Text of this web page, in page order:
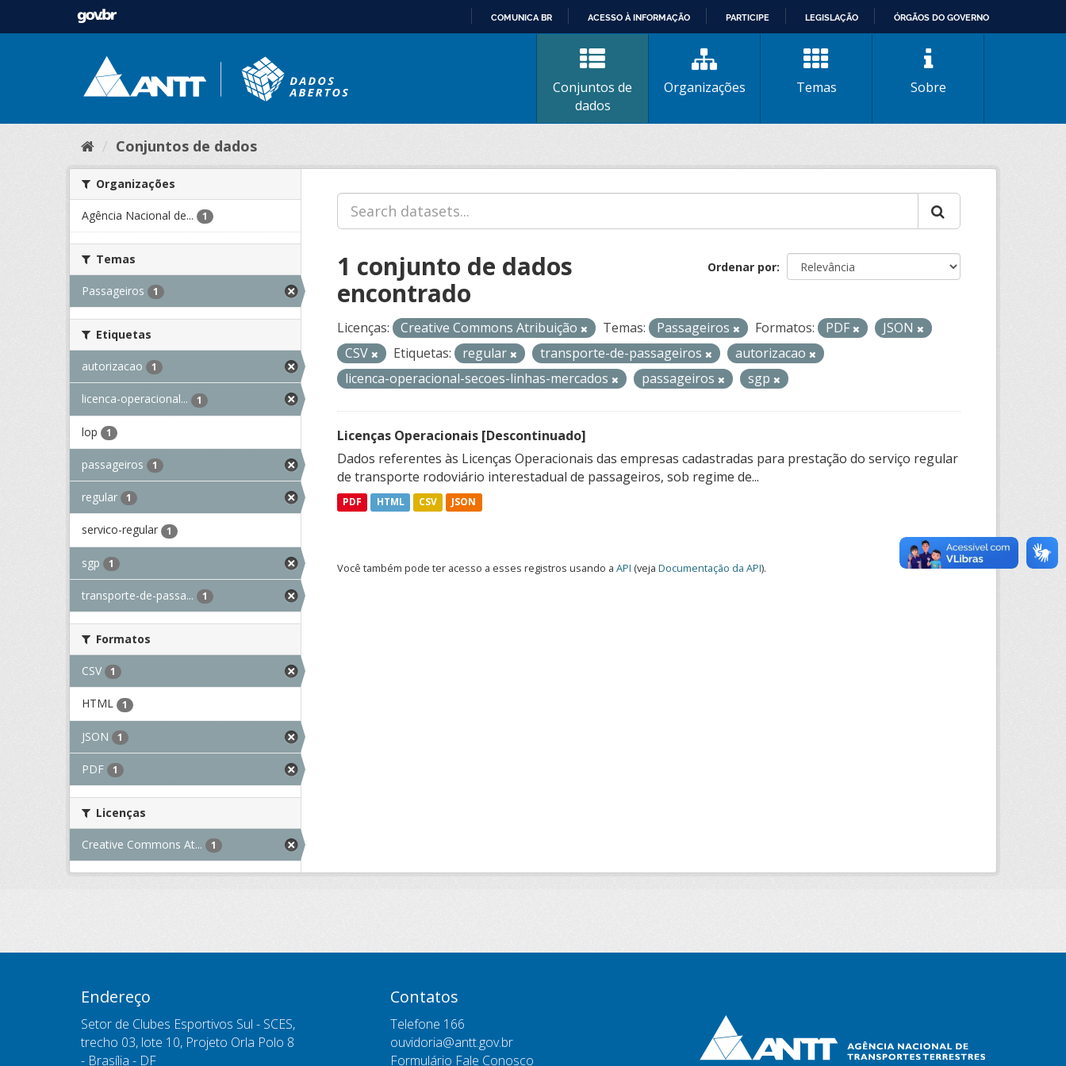
CONTEÚDO
COMUNICA BR ACESSO À INFORMAÇÃO PARTICIPE LEGISLAÇÃO ÓRGÃOS DO GOVERNO
Conjuntos de
dados
Organizações Temas Sobre
Conjuntos de dados
Organizações
Agência Nacional de... 1
Temas
Passageiros 1
Etiquetas
autorizacao 1
licenca-operacional... 1
lop 1
passageiros 1
regular 1
servico-regular 1
sgp 1
transporte-de-passa... 1
Formatos
CSV 1
HTML 1
JSON 1
PDF 1
Licenças
Creative Commons At... 1
Ordenar por
1 conjunto de dados
encontrado
Licenças: Creative Commons Atribuição Temas: Passageiros Formatos: PDF
JSON
CSV
Etiquetas: regular transporte-de-passageiros
autorizacao
licenca-operacional-secoes-linhas-mercados
passageiros sgp
Licenças Operacionais [Descontinuado]
Dados referentes às Licenças Operacionais das empresas cadastradas para prestação do serviço regular
de transporte rodoviário interestadual de passageiros, sob regime de...
PDF HTML CSV JSON
Você também pode ter acesso a esses registros usando a API (veja Documentação da API).
Endereço
Setor de Clubes Esportivos Sul - SCES,
trecho 03, lote 10, Projeto Orla Polo 8
- Brasília - DF
Contatos
Telefone 166
ouvidoria@antt.gov.br
Formulário Fale Conosco